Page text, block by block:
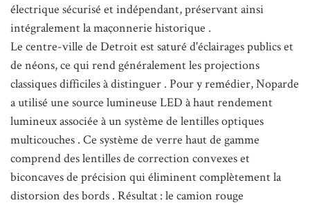
électrique sécurisé et indépendant, préservant ainsi
intégralement la maçonnerie historique .
Le centre-ville de Detroit est saturé d'éclairages publics et
de néons, ce qui rend généralement les projections
classiques difficiles à distinguer . Pour y remédier, Noparde
a utilisé une source lumineuse LED à haut rendement
lumineux associée à un système de lentilles optiques
multicouches . Ce système de verre haut de gamme
comprend des lentilles de correction convexes et
biconcaves de précision qui éliminent complètement la
distorsion des bords . Résultat : le camion rouge